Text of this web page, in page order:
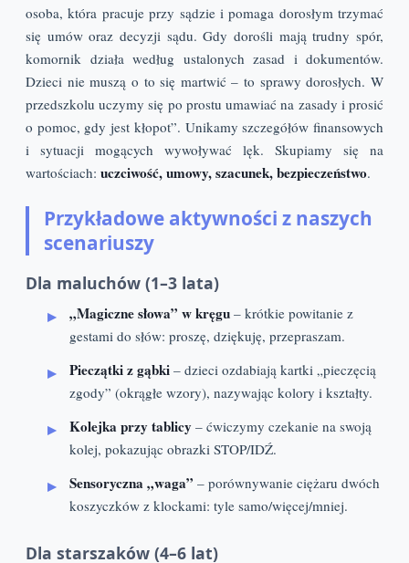
osoba, która pracuje przy sądzie i pomaga dorosłym trzymać
się umów oraz decyzji sądu. Gdy dorośli mają trudny spór,
komornik działa według ustalonych zasad i dokumentów.
Dzieci nie muszą o to się martwić – to sprawy dorosłych. W
przedszkolu uczymy się po prostu umawiać na zasady i prosić
o pomoc, gdy jest kłopot”. Unikamy szczegółów finansowych
i sytuacji mogących wywoływać lęk. Skupiamy się na
wartościach: uczciwość, umowy, szacunek, bezpieczeństwo.
Przykładowe aktywności z naszych
scenariuszy
Dla maluchów (1–3 lata)
„Magiczne słowa” w kręgu – krótkie powitanie z
gestami do słów: proszę, dziękuję, przepraszam.
Pieczątki z gąbki – dzieci ozdabiają kartki „pieczęcią
zgody” (okrągłe wzory), nazywając kolory i kształty.
Kolejka przy tablicy – ćwiczymy czekanie na swoją
kolej, pokazując obrazki STOP/IDŹ.
Sensoryczna „waga” – porównywanie ciężaru dwóch
koszyczków z klockami: tyle samo/więcej/mniej.
Dla starszaków (4–6 lat)